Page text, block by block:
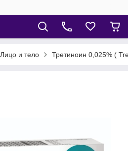
Лицо и тело Третиноин 0,025% (